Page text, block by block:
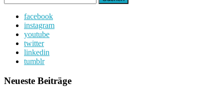
nach:
facebook
instagram
youtube
twitter
linkedin
tumblr
Neueste Beiträge